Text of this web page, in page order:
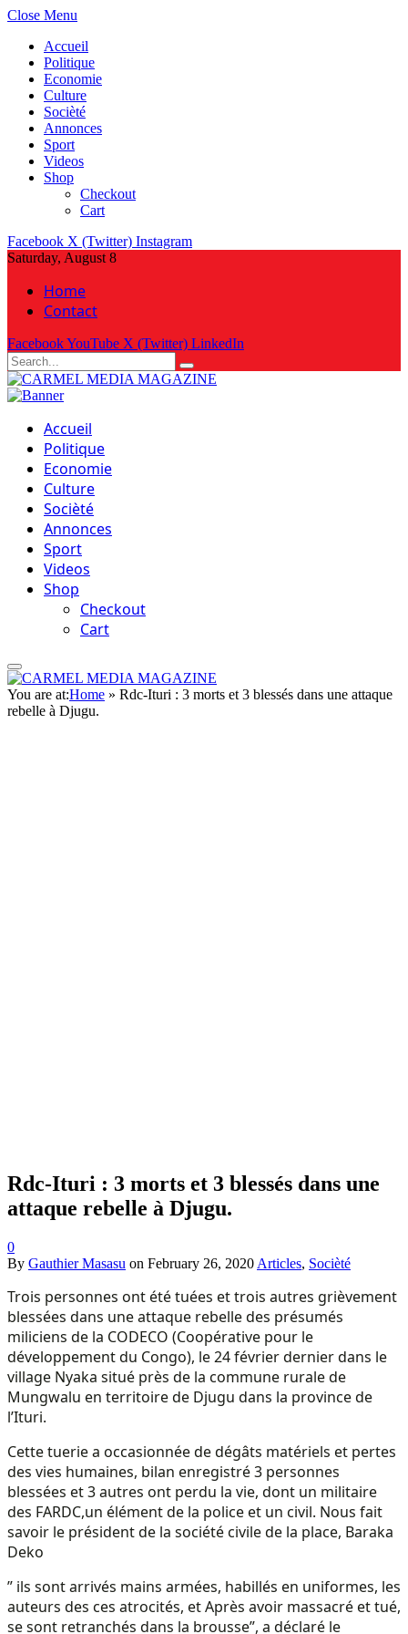
Close Menu
Accueil
Politique
Economie
Culture
Socièté
Annonces
Sport
Videos
Shop
Checkout
Cart
Facebook X (Twitter) Instagram
Saturday, August 8
Home
Contact
FacebookYouTube X (Twitter) LinkedIn
Accueil
Politique
Economie
Culture
Socièté
Annonces
Sport
Videos
Shop
Checkout
Cart
You are at:Home » Rdc-Ituri : 3 morts et 3 blessés dans une attaque
rebelle à Djugu.
Rdc-Ituri : 3 morts et 3 blessés dans une
attaque rebelle à Djugu.
0
By Gauthier Masasu on February 26, 2020 Articles, Socièté
Trois personnes ont été tuées et trois autres grièvement
blessées dans une attaque rebelle des présumés
miliciens de la CODECO (Coopérative pour le
développement du Congo), le 24 février dernier dans le
village Nyaka situé près de la commune rurale de
Mungwalu en territoire de Djugu dans la province de
l’Ituri.
Cette tuerie a occasionnée de dégâts matériels et pertes
des vies humaines, bilan enregistré 3 personnes
blessées et 3 autres ont perdu la vie, dont un militaire
des FARDC,un élément de la police et un civil. Nous fait
savoir le président de la société civile de la place, Baraka
Deko
” ils sont arrivés mains armées, habillés en uniformes, les
auteurs des ces atrocités, et Après avoir massacré et tué,
se sont retranchés dans la brousse”, a déclaré le